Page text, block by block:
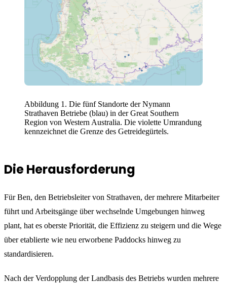
Abbildung 1. Die fünf Standorte der Nymann
Strathaven Betriebe (blau) in der Great Southern
Region von Western Australia. Die violette Umrandung
kennzeichnet die Grenze des Getreidegürtels.
Die Herausforderung
Für Ben, den Betriebsleiter von Strathaven, der mehrere Mitarbeiter
führt und Arbeitsgänge über wechselnde Umgebungen hinweg
plant, hat es oberste Priorität, die Effizienz zu steigern und die Wege
über etablierte wie neu erworbene Paddocks hinweg zu
standardisieren.
Nach der Verdopplung der Landbasis des Betriebs wurden mehrere